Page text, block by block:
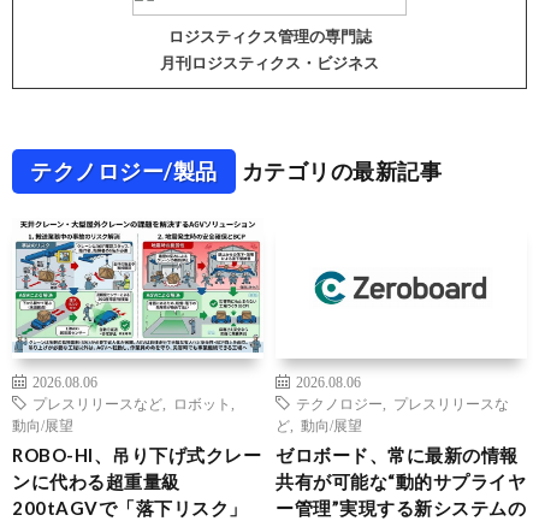
ロジスティクス管理の専門誌
月刊ロジスティクス・ビジネス
テクノロジー/製品 カテゴリの最新記事
2026.08.06
プレスリリースなど
ロボット
動向/展望
ROBO-HI、吊り下げ式クレー
ンに代わる超重量級
200tAGVで「落下リスク」
2026.08.06
テクノロジー
プレスリリースな
ど
動向/展望
ゼロボード、常に最新の情報
共有が可能な“動的サプライヤ
ー管理”実現する新システムの